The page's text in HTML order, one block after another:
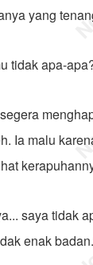
yang
tidak apa-
Ia malu
saya tidak
enak